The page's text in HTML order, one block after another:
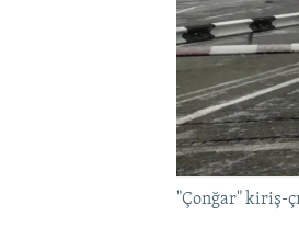
"Çonğar" kiriş-